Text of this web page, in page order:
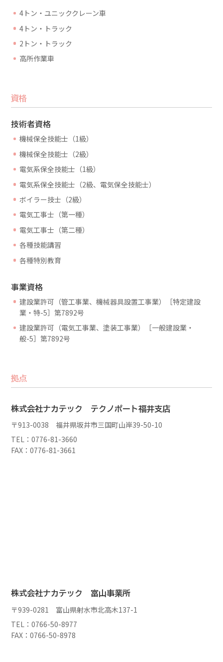
4トン・ユニッククレーン車
4トン・トラック
2トン・トラック
高所作業車
資格
技術者資格
機械保全技能士（1級）
機械保全技能士（2級）
電気系保全技能士（1級）
電気系保全技能士（2級、電気保全技能士）
ボイラー技士（2級）
電気工事士（第一種）
電気工事士（第二種）
各種技能講習
各種特別教育
事業資格
建設業許可（管工事業、機械器具設置工事業）［特定建設
業・特-5］第7892号
建設業許可（電気工事業、塗装工事業）［一般建設業・
般-5］第7892号
拠点
株式会社ナカテック テクノポート福井支店
〒913-0038 福井県坂井市三国町山岸39-50-10
TEL：0776-81-3660
FAX：0776-81-3661
株式会社ナカテック 富山事業所
〒939-0281 富山県射水市北高木137-1
TEL：0766-50-8977
FAX：0766-50-8978